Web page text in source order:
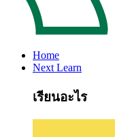
Home
Next Learn
เรียนอะไร